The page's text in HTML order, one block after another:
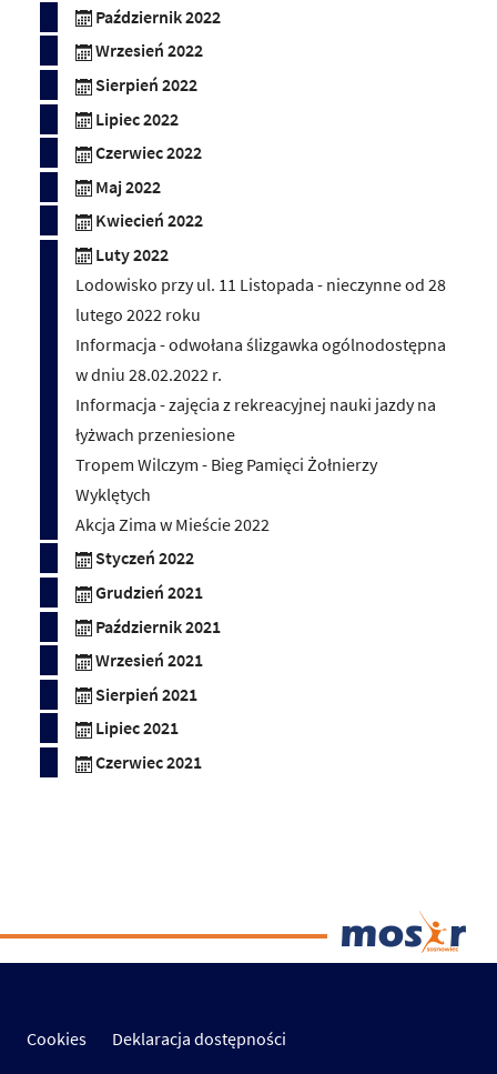
Październik 2022
Wrzesień 2022
Sierpień 2022
Lipiec 2022
Czerwiec 2022
Maj 2022
Kwiecień 2022
Luty 2022
Lodowisko przy ul. 11 Listopada - nieczynne od 28
lutego 2022 roku
Informacja - odwołana ślizgawka ogólnodostępna
w dniu 28.02.2022 r.
Informacja - zajęcia z rekreacyjnej nauki jazdy na
łyżwach przeniesione
Tropem Wilczym - Bieg Pamięci Żołnierzy
Wyklętych
Akcja Zima w Mieście 2022
Styczeń 2022
Grudzień 2021
Październik 2021
Wrzesień 2021
Sierpień 2021
Lipiec 2021
Czerwiec 2021
Cookies Deklaracja dostępności